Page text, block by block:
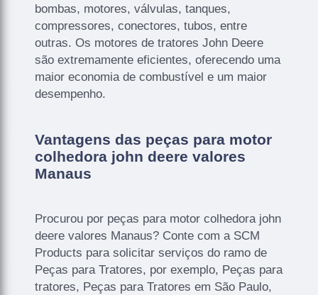
bombas, motores, válvulas, tanques,
compressores, conectores, tubos, entre
outras. Os motores de tratores John Deere
são extremamente eficientes, oferecendo uma
maior economia de combustível e um maior
desempenho.
Vantagens das peças para motor
colhedora john deere valores
Manaus
Procurou por peças para motor colhedora john
deere valores Manaus? Conte com a SCM
Products para solicitar serviços do ramo de
Peças para Tratores, por exemplo, Peças para
tratores, Peças para Tratores em São Paulo,